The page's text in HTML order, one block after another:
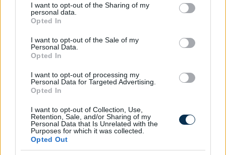
not limited to your visit or usage behaviour. You may click to
grant or deny consent to Google and its third-party tags to
use your data for below specified purposes in below Google
consent section.
I want to opt-out of the Sharing of my
personal data.
Opted In
I want to opt-out of the Sale of my
Personal Data.
Opted In
I want to opt-out of processing my
Personal Data for Targeted Advertising.
Opted In
I want to opt-out of Collection, Use,
Retention, Sale, and/or Sharing of my
Personal Data that Is Unrelated with the
Purposes for which it was collected.
Opted Out